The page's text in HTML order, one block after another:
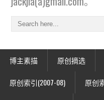
博主素描 原创摘选
原创索引(2007-08) 原创